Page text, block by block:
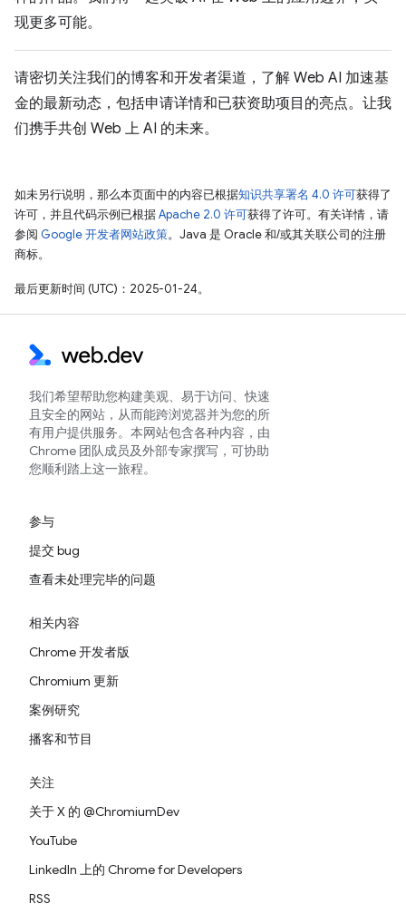
现更多可能。
请密切关注我们的博客和开发者渠道，了解 Web AI 加速基
金的最新动态，包括申请详情和已获资助项目的亮点。让我
们携手共创 Web 上 AI 的未来。
如未另行说明，那么本页面中的内容已根据知识共享署名 4.0 许可获得了
许可，并且代码示例已根据Apache 2.0 许可获得了许可。有关详情，请
参阅 Google 开发者网站政策。Java 是 Oracle 和/或其关联公司的注册
商标。
最后更新时间 (UTC)：2025-01-24。
我们希望帮助您构建美观、易于访问、快速
且安全的网站，从而能跨浏览器并为您的所
有用户提供服务。本网站包含各种内容，由
Chrome 团队成员及外部专家撰写，可协助
您顺利踏上这一旅程。
参与
提交 bug
查看未处理完毕的问题
相关内容
Chrome 开发者版
Chromium 更新
案例研究
播客和节目
关注
关于 X 的 @ChromiumDev
YouTube
LinkedIn 上的 Chrome for Developers
RSS